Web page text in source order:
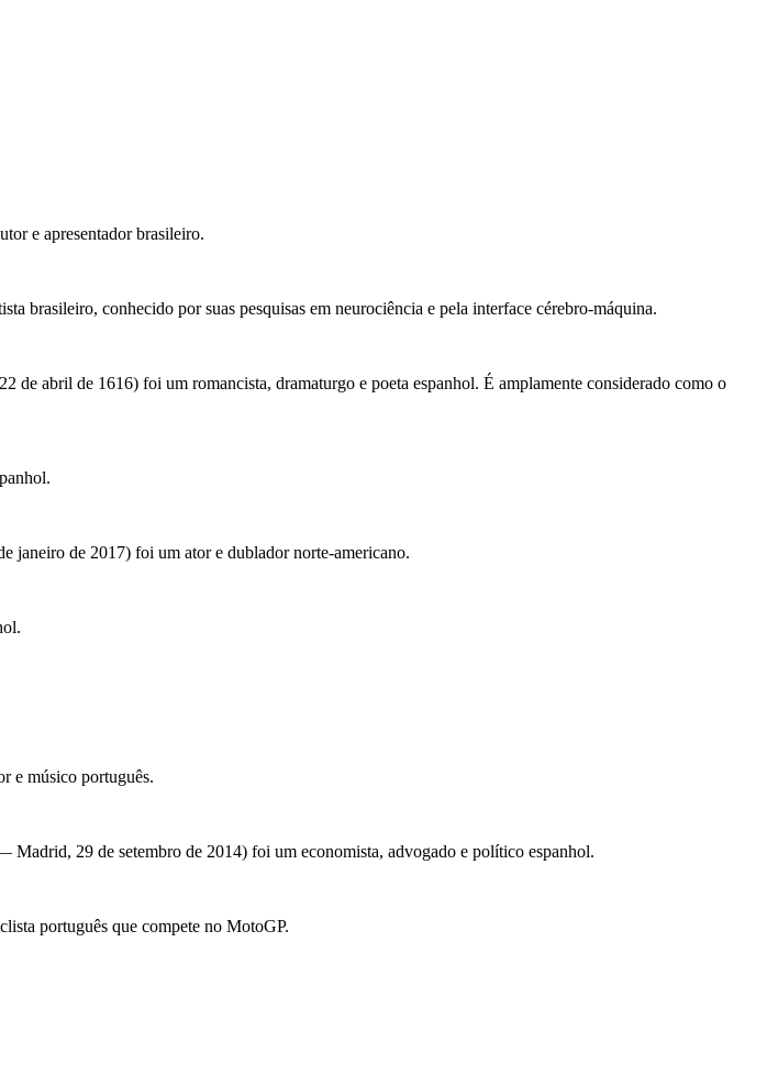
e apresentador brasileiro.
brasileiro, conhecido por suas pesquisas em neurociência e pela interface cérebro-máquina.
de abril de 1616) foi um romancista, dramaturgo e poeta espanhol. É amplamente considerado como o
janeiro de 2017) foi um ator e dublador norte-americano.
e músico português.
29 de setembro de 2014) foi um economista, advogado e político espanhol.
português que compete no MotoGP.